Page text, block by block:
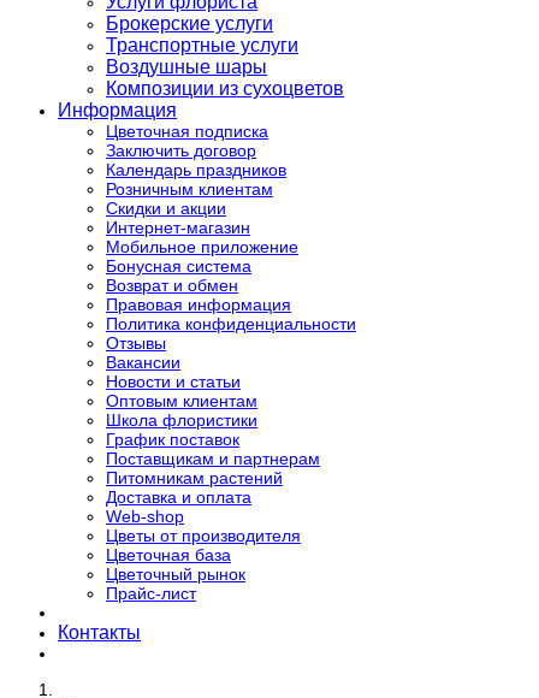
Брокерские услуги
Транспортные услуги
Воздушные шары
Композиции из сухоцветов
Информация
Цветочная подписка
Заключить договор
Календарь праздников
Розничным клиентам
Скидки и акции
Интернет-магазин
Мобильное приложение
Бонусная система
Возврат и обмен
Правовая информация
Политика конфиденциальности
Отзывы
Вакансии
Новости и статьи
Оптовым клиентам
Школа флористики
График поставок
Поставщикам и партнерам
Питомникам растений
Доставка и оплата
Web-shop
Цветы от производителя
Цветочная база
Цветочный рынок
Прайс-лист
Контакты